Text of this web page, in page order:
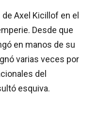
Axel Kicillof en el
Desde que
en manos de su
varias veces por
del
esquiva.